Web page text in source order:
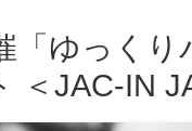
「ゆっく
＜JAC-IN